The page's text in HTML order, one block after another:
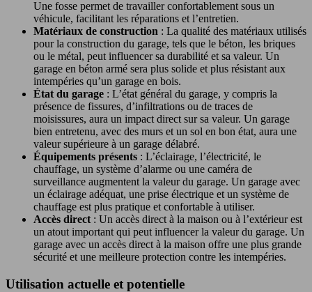
Une fosse permet de travailler confortablement sous un
véhicule, facilitant les réparations et l’entretien.
Matériaux de construction : La qualité des matériaux utilisés
pour la construction du garage, tels que le béton, les briques
ou le métal, peut influencer sa durabilité et sa valeur. Un
garage en béton armé sera plus solide et plus résistant aux
intempéries qu’un garage en bois.
État du garage : L’état général du garage, y compris la
présence de fissures, d’infiltrations ou de traces de
moisissures, aura un impact direct sur sa valeur. Un garage
bien entretenu, avec des murs et un sol en bon état, aura une
valeur supérieure à un garage délabré.
Équipements présents : L’éclairage, l’électricité, le
chauffage, un système d’alarme ou une caméra de
surveillance augmentent la valeur du garage. Un garage avec
un éclairage adéquat, une prise électrique et un système de
chauffage est plus pratique et confortable à utiliser.
Accès direct : Un accès direct à la maison ou à l’extérieur est
un atout important qui peut influencer la valeur du garage. Un
garage avec un accès direct à la maison offre une plus grande
sécurité et une meilleure protection contre les intempéries.
Utilisation actuelle et potentielle